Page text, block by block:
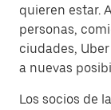
quieren estar.
personas,
ciudades,
a nuevas
Los socios de